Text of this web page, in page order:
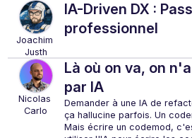
Joachim
Justh
IA-Driven DX :
professionnel
Nicolas
Carlo
Là où on va, on
par IA
Demander à une IA de
ça hallucine parfois. Un
Mais écrire un codemod,